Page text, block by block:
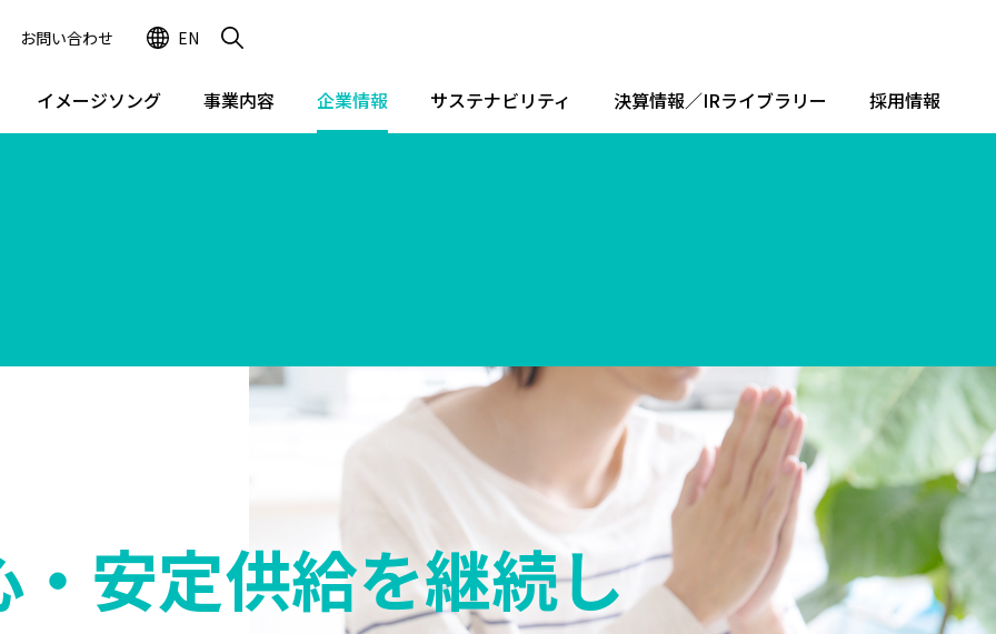
お問い合わせ EN
イメージソング 事業内容 企業情報 サステナビリティ 決算情報／IRライブラリー 採用情報
安定供給を継続し